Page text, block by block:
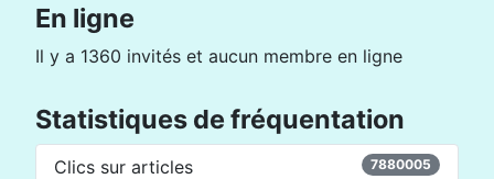
En ligne
Il y a 1360 invités et aucun membre en ligne
Statistiques de fréquentation
Clics sur articles 7880005